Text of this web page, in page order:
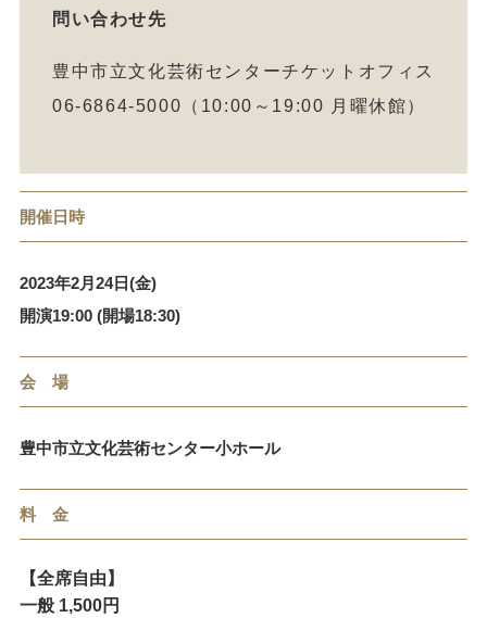
問い合わせ先
豊中市立文化芸術センターチケットオフィス
06-6864-5000（10:00～19:00 月曜休館）
開催日時
2023年2月24日(金)
開演19:00 (開場18:30)
会 場
豊中市立文化芸術センター小ホール
料 金
【全席自由】
一般 1,500円